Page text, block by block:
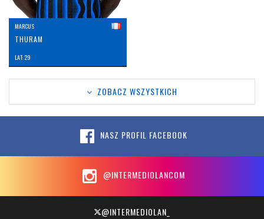
MARCUS
THURAM
LAT: 29
ZOBACZ WSZYSTKICH
NASZ PROFIL FACEBOOK
@INTERMEDIOLANCOM
@INTERMEDIOLAN_